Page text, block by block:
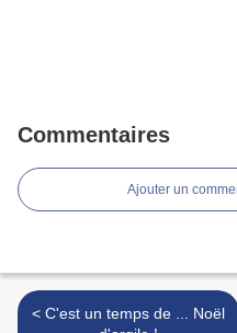
Commentaires
Ajouter un
< C'est un temps de ... Noël